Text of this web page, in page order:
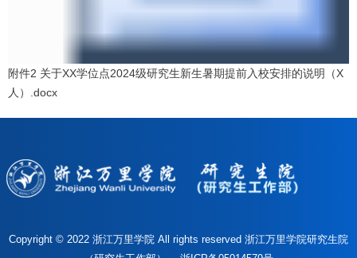
附件2 关于XX学位点2024级研究生新生暑期提前入校安排的说明（X
人）.docx
Copyright © 2022 浙江万里学院 All rights reserved 浙江万里学院研究生院